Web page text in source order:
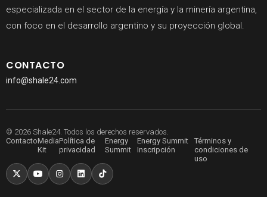
especializada en el sector de la energía y la minería argentina,
con foco en el desarrollo argentino y su proyección global.
CONTACTO
info@shale24.com
© 2026 Shale24. Todos los derechos reservados.
ContactoMedia
Kit
Política de
privacidad
Energy
Summit
Energy Summit
Inscripción
Términos y
condiciones de
uso